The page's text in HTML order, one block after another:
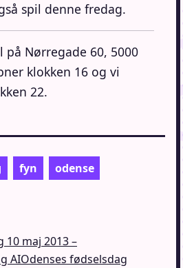
spil denne fredag.
Nørregade 60, 5000
klokken 16 og vi
22.
fyn odense
10 maj 2013 –
AIOdenses fødselsdag